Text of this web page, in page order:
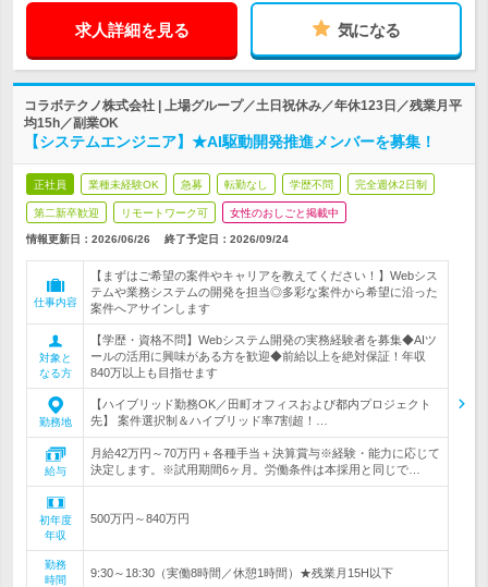
求人詳細を見る 気になる
コラボテクノ株式会社 | 上場グループ／土日祝休み／年休123日／残業月平
均15h／副業OK
【システムエンジニア】★AI駆動開発推進メンバーを募集！
正社員 業種未経験OK 急募 転勤なし 学歴不問 完全週休2日制
第二新卒歓迎 リモートワーク可 女性のおしごと掲載中
情報更新日：2026/06/26 終了予定日： 2026/09/24
仕事内容
【まずはご希望の案件やキャリアを教えてください！】Webシス
テムや業務システムの開発を担当◎多彩な案件から希望に沿った
案件へアサインします
対象と
なる方
【学歴・資格不問】Webシステム開発の実務経験者を募集◆AIツ
ールの活用に興味がある方を歓迎◆前給以上を絶対保証！年収
840万以上も目指せます
勤務地
【ハイブリッド勤務OK／田町オフィスおよび都内プロジェクト
先】 案件選択制＆ハイブリッド率7割超！…
給与
月給42万円～70万円＋各種手当＋決算賞与※経験・能力に応じて
決定します。※試用期間6ヶ月。労働条件は本採用と同じで…
初年度
年収
500万円～840万円
勤務
時間
9:30～18:30（実働8時間／休憩1時間）★残業月15H以下